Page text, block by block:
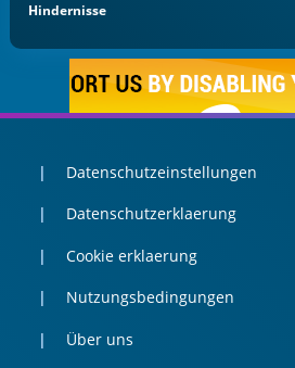
Hindernisse
Datenschutzeinstellungen
Datenschutzerklaerung
Cookie erklaerung
Nutzungsbedingungen
Über uns